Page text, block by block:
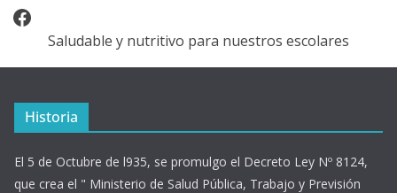
Facebook
Saludable y nutritivo para nuestros escolares
Historia
El 5 de Octubre de l935, se promulgo el Decreto Ley Nº 8124,
que crea el " Ministerio de Salud Pública, Trabajo y Previsión